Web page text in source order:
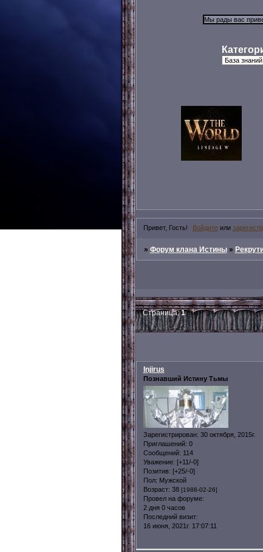
Привет, Гость! Войдите или
» Форум клана Истины »
Страница:1
Injirus
Познавший Истину Тьмы
Зарегистрирован: 30 октября, 2015г.
Приглашений: 0
Сообщений: 114
Уважение: [+11/-0]
Позитив: [+25/-0]
Пол: Мужской
Возраст: 38 [1988-02-26]
Провел на форуме:
2 дня 0 часов
Последний визит:
16 июня, 2021г. 17:07:11